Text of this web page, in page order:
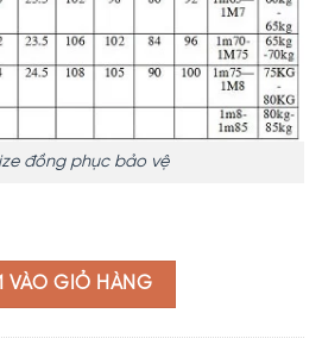
đồng phục bảo vệ
BVS19 số lượng
VÀO GIỎ HÀNG